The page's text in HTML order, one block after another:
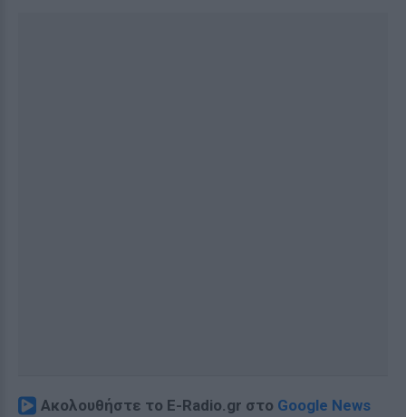
Ακολουθήστε το E-Radio.gr στο Google News